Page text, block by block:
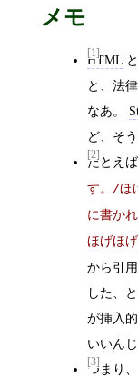
メモ
[1]
HTML
と、法
なあ。
ど、そ
[2]
たとえば
す。/ほ
に書か
ほげほげ
から引
した、
が挿入
いいん
[3]
つまり、